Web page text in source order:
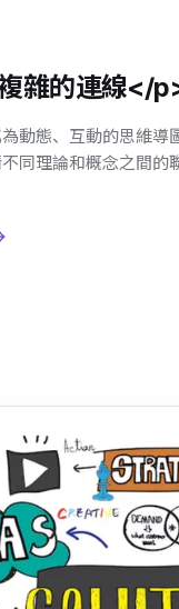
雜的連線</
動態、互動的思維
同理論和概念之間的